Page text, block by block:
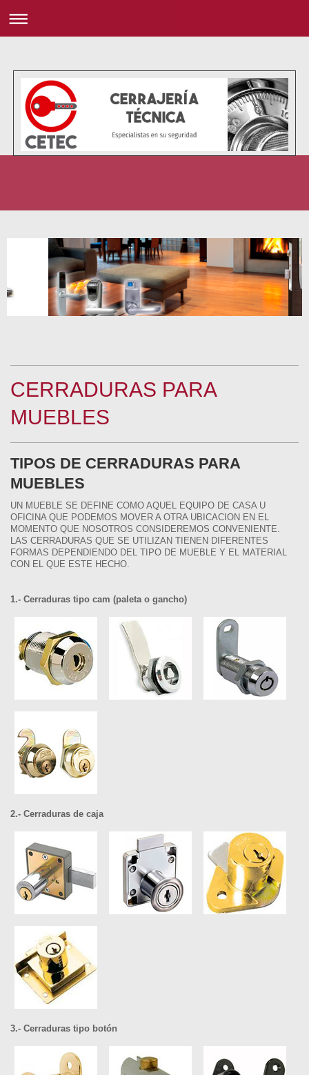
CERRADURAS PARA
MUEBLES
TIPOS DE CERRADURAS PARA
MUEBLES
UN MUEBLE SE DEFINE COMO AQUEL EQUIPO DE CASA U
OFICINA QUE PODEMOS MOVER A OTRA UBICACION EN EL
MOMENTO QUE NOSOTROS CONSIDEREMOS CONVENIENTE.
LAS CERRADURAS QUE SE UTILIZAN TIENEN DIFERENTES
FORMAS DEPENDIENDO DEL TIPO DE MUEBLE Y EL MATERIAL
CON EL QUE ESTE HECHO.
1.- Cerraduras tipo cam (paleta o gancho)
2.- Cerraduras de caja
3.- Cerraduras tipo botón